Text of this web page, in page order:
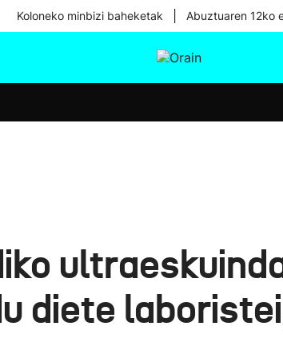
Koloneko minbizi baheketak Abuztuaren 12ko
diete